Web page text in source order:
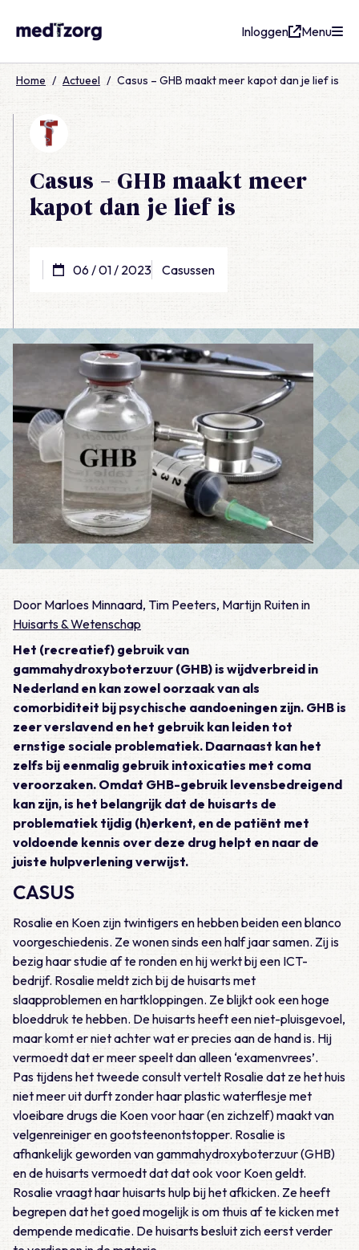
Inloggen Menu
Home / Actueel / Casus – GHB maakt meer kapot dan je lief is
Casus – GHB maakt meer
kapot dan je lief is
06 / 01 / 2023 Casussen
Door Marloes Minnaard, Tim Peeters, Martijn Ruiten in
Huisarts & Wetenschap
Het (recreatief) gebruik van
gammahydroxyboterzuur (GHB) is wijdverbreid in
Nederland en kan zowel oorzaak van als
comorbiditeit bij psychische aandoeningen zijn. GHB is
zeer verslavend en het gebruik kan leiden tot
ernstige sociale problematiek. Daarnaast kan het
zelfs bij eenmalig gebruik intoxicaties met coma
veroorzaken. Omdat GHB-gebruik levensbedreigend
kan zijn, is het belangrijk dat de huisarts de
problematiek tijdig (h)erkent, en de patiënt met
voldoende kennis over deze drug helpt en naar de
juiste hulpverlening verwijst.
CASUS
Rosalie en Koen zijn twintigers en hebben beiden een blanco
voorgeschiedenis. Ze wonen sinds een half jaar samen. Zij is
bezig haar studie af te ronden en hij werkt bij een ICT-
bedrijf. Rosalie meldt zich bij de huisarts met
slaapproblemen en hartkloppingen. Ze blijkt ook een hoge
bloeddruk te hebben. De huisarts heeft een niet-pluisgevoel,
maar komt er niet achter wat er precies aan de hand is. Hij
vermoedt dat er meer speelt dan alleen ‘examenvrees’.
Pas tijdens het tweede consult vertelt Rosalie dat ze het huis
niet meer uit durft zonder haar plastic waterflesje met
vloeibare drugs die Koen voor haar (en zichzelf) maakt van
velgenreiniger en gootsteenontstopper. Rosalie is
afhankelijk geworden van gammahydroxyboterzuur (GHB)
en de huisarts vermoedt dat dat ook voor Koen geldt.
Rosalie vraagt haar huisarts hulp bij het afkicken. Ze heeft
begrepen dat het goed mogelijk is om thuis af te kicken met
dempende medicatie. De huisarts besluit zich eerst verder